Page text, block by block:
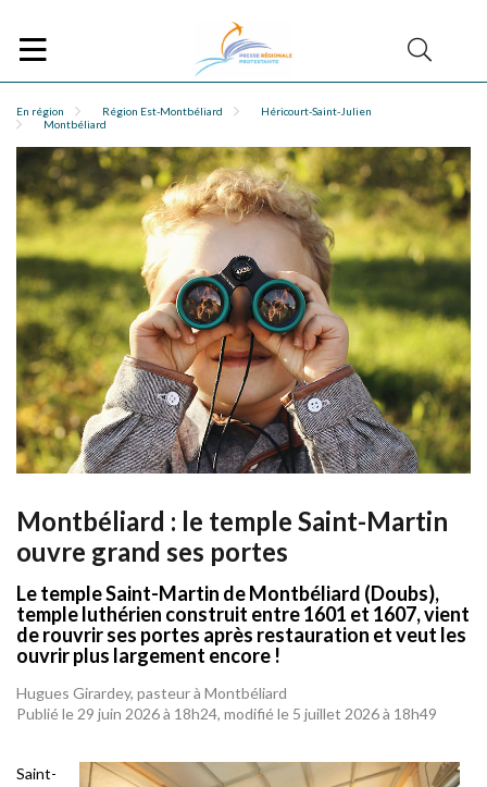
En région Région Est-Montbéliard
Héricourt-Saint-Julien
Montbéliard
Montbéliard : le temple Saint-Martin
ouvre grand ses portes
Le temple Saint-Martin de Montbéliard (Doubs),
temple luthérien construit entre 1601 et 1607, vient
de rouvrir ses portes après restauration et veut les
ouvrir plus largement encore !
Hugues Girardey, pasteur à Montbéliard
Publié le 29 juin 2026 à 18h24, modifié le 5 juillet 2026 à 18h49
Saint-